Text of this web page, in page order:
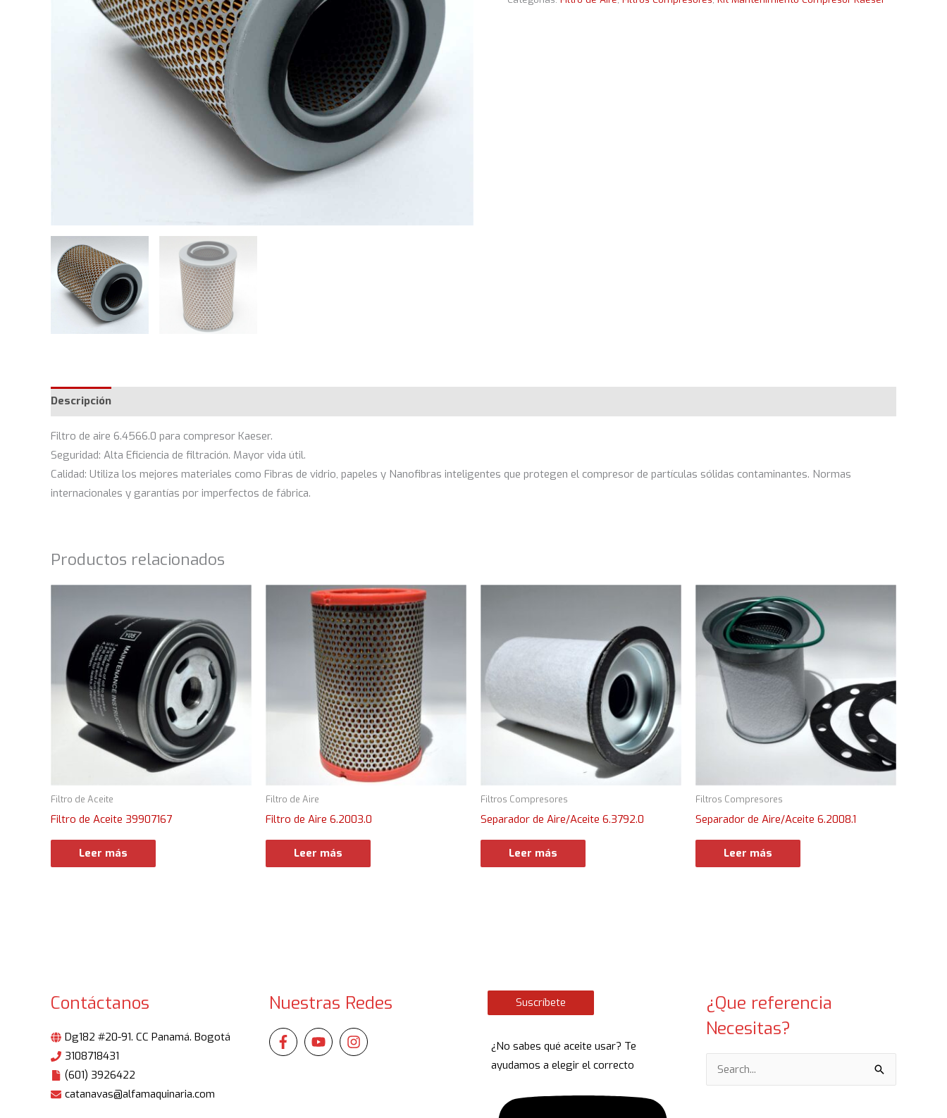
Descripción
Filtro de aire 6.4566.0 para compresor Kaeser.
Seguridad: Alta Eficiencia de filtración. Mayor vida útil.
Calidad: Utiliza los mejores materiales como Fibras de vidrio, papeles y Nanofibras inteligentes que protegen el compresor de partículas sólidas contaminantes. Normas
internacionales y garantías por imperfectos de fábrica.
Productos relacionados
Filtro de Aceite
Filtro de Aceite 39907167
Leer más
Filtro de Aire
Filtro de Aire 6.2003.0
Leer más
Filtros Compresores
Separador de Aire/Aceite 6.3792.0
Leer más
Filtros Compresores
Separador de Aire/Aceite 6.2008.1
Leer más
Contáctanos
Dg182 #20-91. CC Panamá. Bogotá
3108718431
(601) 3926422
catanavas@alfamaquinaria.com
Nuestras Redes Suscríbete
¿No sabes qué aceite usar? Te
ayudamos a elegir el correcto
¿Que referencia
Necesitas?